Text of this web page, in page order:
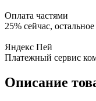
Оплата частями
25% сейчас,
Яндекс Пей
Платежный сервис
Описание